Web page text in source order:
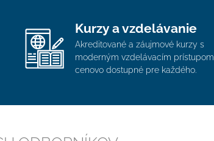
Kurzy a vzdelávanie
Akreditované a záujmové kurzy s
moderným vzdelávacím prístupom
cenovo dostupné pre každého.